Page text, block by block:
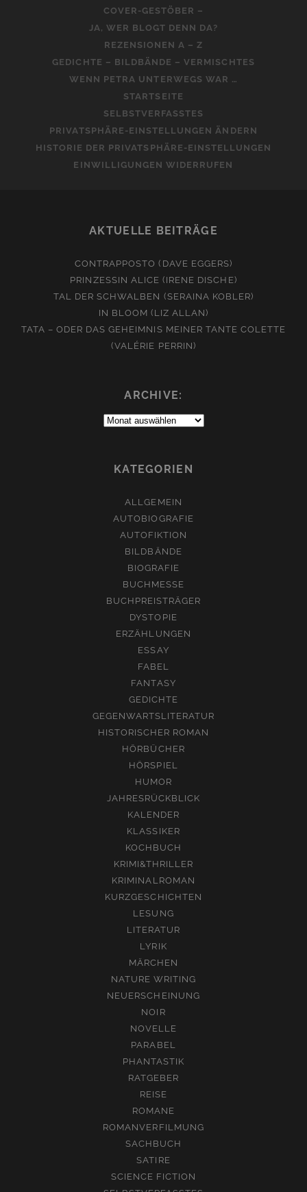
COVER-GESTÖBER –
JA, WER BLOGT DENN DA?
REZENSIONEN A – Z
GEDICHTE – BILDBÄNDE – VERMISCHTES
WENN PETRA UNTERWEGS WAR …
STARTSEITE
SELBSTVERFASSTES
PRIVATSPHÄRE-EINSTELLUNGEN ÄNDERN
HISTORIE DER PRIVATSPHÄRE-EINSTELLUNGEN
EINWILLIGUNGEN WIDERRUFEN
AKTUELLE BEITRÄGE
CONTRAPPOSTO (DAVE EGGERS)
PRINZESSIN ALICE (IRENE DISCHE)
TAL DER SCHWALBEN (SERAINA KOBLER)
IN BLOOM (LIZ ALLAN)
TATA – ODER DAS GEHEIMNIS MEINER TANTE COLETTE
(VALÉRIE PERRIN)
ARCHIVE:
Archive:
KATEGORIEN
ALLGEMEIN
AUTOBIOGRAFIE
AUTOFIKTION
BILDBÄNDE
BIOGRAFIE
BUCHMESSE
BUCHPREISTRÄGER
DYSTOPIE
ERZÄHLUNGEN
ESSAY
FABEL
FANTASY
GEDICHTE
GEGENWARTSLITERATUR
HISTORISCHER ROMAN
HÖRBÜCHER
HÖRSPIEL
HUMOR
JAHRESRÜCKBLICK
KALENDER
KLASSIKER
KOCHBUCH
KRIMI&THRILLER
KRIMINALROMAN
KURZGESCHICHTEN
LESUNG
LITERATUR
LYRIK
MÄRCHEN
NATURE WRITING
NEUERSCHEINUNG
NOIR
NOVELLE
PARABEL
PHANTASTIK
RATGEBER
REISE
ROMANE
ROMANVERFILMUNG
SACHBUCH
SATIRE
SCIENCE FICTION